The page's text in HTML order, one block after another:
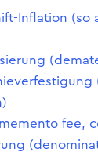
Inflation (so
fee,